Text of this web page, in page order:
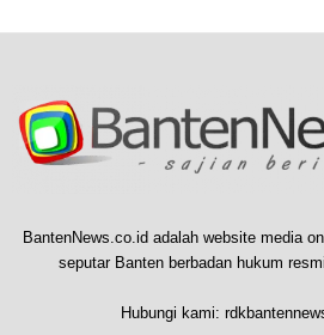
BantenNews.co.id adalah website media
seputar Banten berbadan hukum
Hubungi kami: